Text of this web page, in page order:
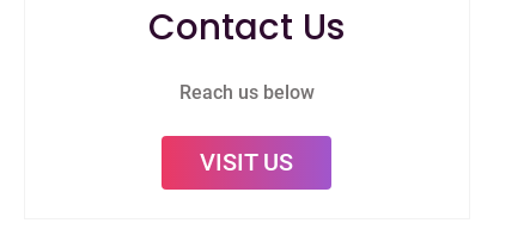
Contact Us
Reach us below
VISIT US